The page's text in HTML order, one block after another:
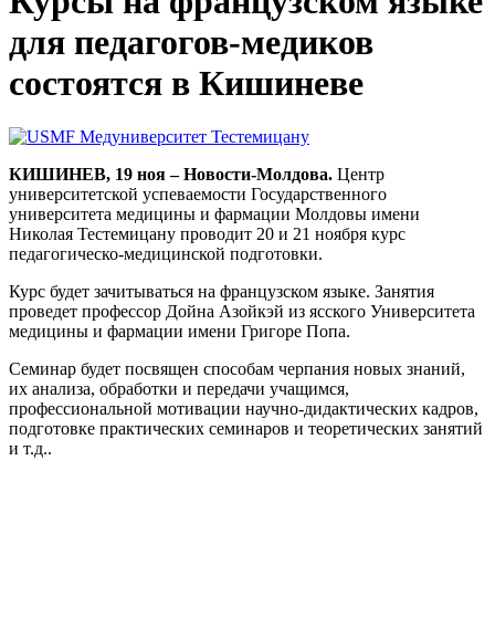
для педагогов-медиков
состоятся в Кишиневе
КИШИНЕВ, 19 ноя – Новости-Молдова. Центр
университетской успеваемости Государственного
университета медицины и фармации Молдовы имени
Николая Тестемицану проводит 20 и 21 ноября курс
педагогическо-медицинской подготовки.
Курс будет зачитываться на французском языке. Занятия
проведет профессор Дойна Азойкэй из ясского Университета
медицины и фармации имени Григоре Попа.
Семинар будет посвящен способам черпания новых знаний,
их анализа, обработки и передачи учащимся,
профессиональной мотивации научно-дидактических кадров,
подготовке практических семинаров и теоретических занятий
и т.д..